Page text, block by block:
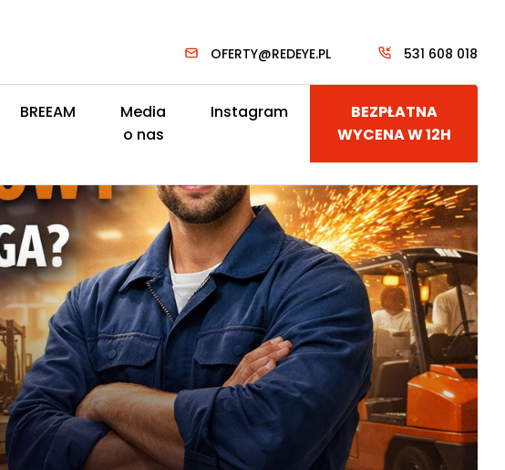
531 608 018
OFERTY@REDEYE.PL
BREEAM
Media
o nas
Instagram
BEZPŁATNA
WYCENA W 12H